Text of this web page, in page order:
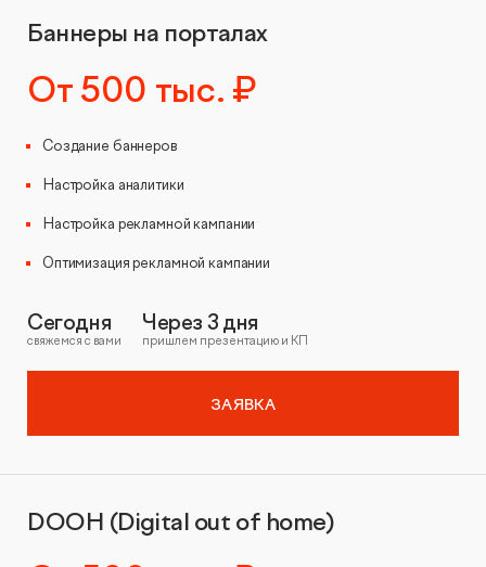
Баннеры на порталах
От 500 тыс. ₽
Создание баннеров
Настройка аналитики
Настройка рекламной кампании
Оптимизация рекламной кампании
Сегодня
свяжемся с вами
Через 3 дня
пришлем презентацию и КП
ЗАЯВКА
DOOH (Digital out of home)